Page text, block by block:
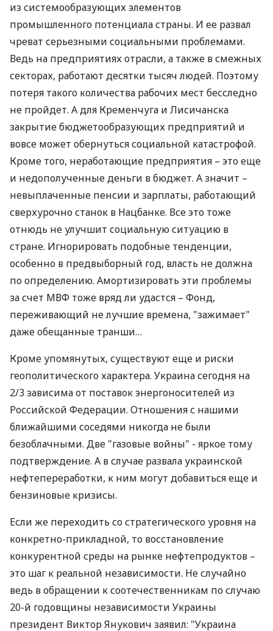
из системообразующих элементов
промышленного потенциала страны. И ее развал
чреват серьезными социальными проблемами.
Ведь на предприятиях отрасли, а также в смежных
секторах, работают десятки тысяч людей. Поэтому
потеря такого количества рабочих мест бесследно
не пройдет. А для Кременчуга и Лисичанска
закрытие бюджетообразующих предприятий и
вовсе может обернуться социальной катастрофой.
Кроме того, неработающие предприятия – это еще
и недополученные деньги в бюджет. А значит –
невыплаченные пенсии и зарплаты, работающий
сверхурочно станок в Нацбанке. Все это тоже
отнюдь не улучшит социальную ситуацию в
стране. Игнорировать подобные тенденции,
особенно в предвыборный год, власть не должна
по определению. Амортизировать эти проблемы
за счет МВФ тоже вряд ли удастся – Фонд,
переживающий не лучшие времена, "зажимает"
даже обещанные транши…
Кроме упомянутых, существуют еще и риски
геополитического характера. Украина сегодня на
2/3 зависима от поставок энергоносителей из
Российской Федерации. Отношения с нашими
ближайшими соседями никогда не были
безоблачными. Две "газовые войны" - яркое тому
подтверждение. А в случае развала украинской
нефтепереработки, к ним могут добавиться еще и
бензиновые кризисы.
Если же переходить со стратегического уровня на
конкретно-прикладной, то восстановление
конкурентной среды на рынке нефтепродуктов –
это шаг к реальной независимости. Не случайно
ведь в обращении к соотечественникам по случаю
20-й годовщины независимости Украины
президент Виктор Янукович заявил: "Украина